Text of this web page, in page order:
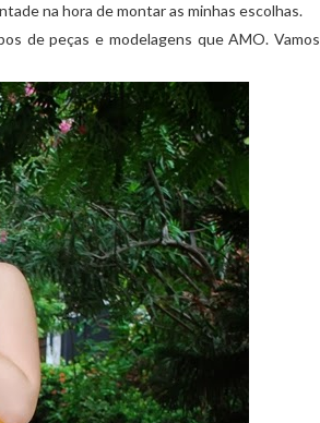
na hora de montar as minhas escolhas.
de peças e modelagens que AMO. Vamos